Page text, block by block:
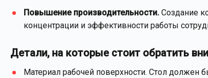
Повышение производительности. Создание
концентрации и эффективности работы
Детали, на которые стоит обратить
Материал рабочей поверхности. Стол должен